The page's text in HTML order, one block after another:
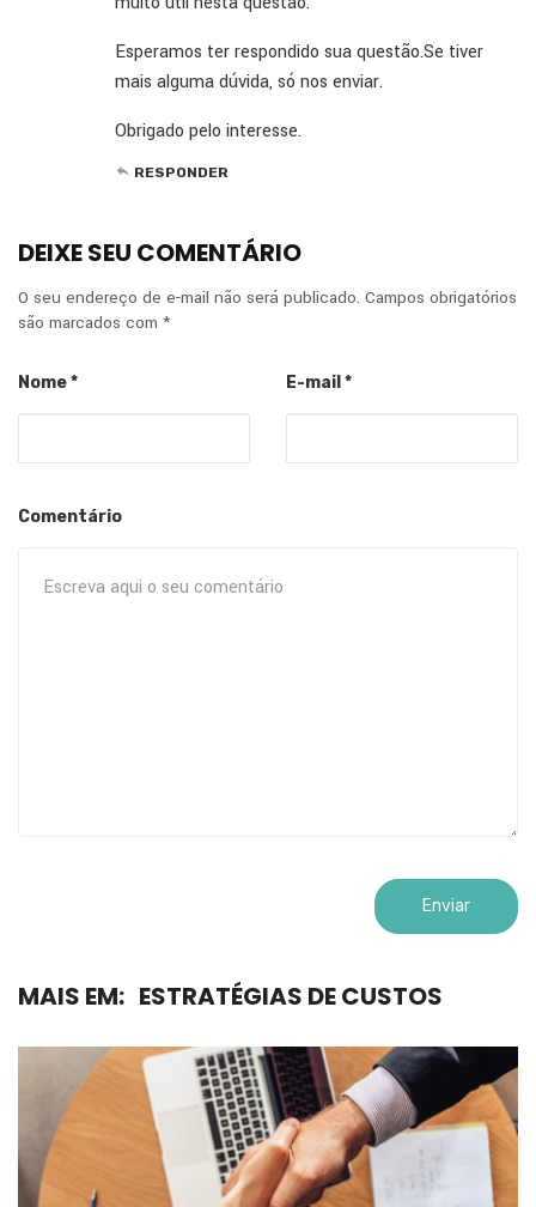
Esperamos ter respondido sua questão.Se tiver
mais alguma dúvida, só nos enviar.
Obrigado pelo interesse.
RESPONDER
DEIXE SEU COMENTÁRIO
O seu endereço de e-mail não será publicado. Campos obrigatórios
são marcados com *
Nome* E-mail*
Comentário
MAIS EM: ESTRATÉGIAS DE CUSTOS